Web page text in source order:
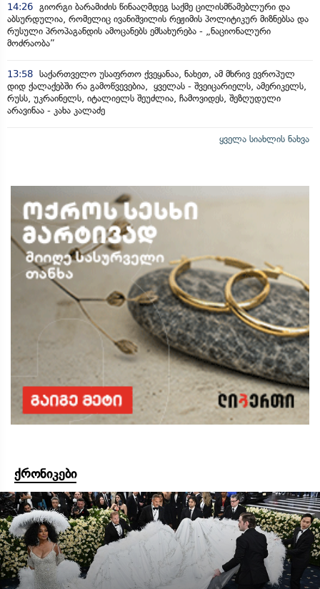
14:26 გიორგი ბარამიძის წინააღმდეგ საქმე ცილისმწამებლური და
აბსურდულია, რომელიც ივანიშვილის რეჟიმის პოლიტიკურ მიზნებსა და
რუსული პროპაგანდის ამოცანებს ემსახურება - „ნაციონალური
მოძრაობა”
13:58 საქართველო უსაფრთო ქვეყანაა, ნახეთ, ამ მხრივ ევროპულ
დიდ ქალაქებში რა გამოწვევებია, ყველას - შვეიცარიელს, ამერიკელს,
რუსს, უკრაინელს, იტალიელს შეუძლია, ჩამოვიდეს, შეზღუდული
არავინაა - კახა კალაძე
ყველა სიახლის ნახვა
ქრონიკები